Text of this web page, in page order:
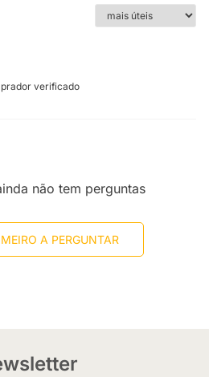
verificado
não tem perguntas
A PERGUNTAR